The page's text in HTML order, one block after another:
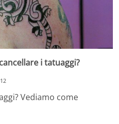
i tatuaggi?
Vediamo come